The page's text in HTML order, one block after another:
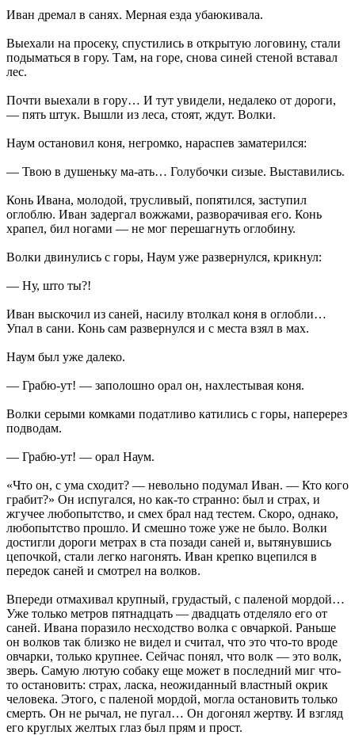
Иван дремал в санях. Мерная езда убаюкивала.
Выехали на просеку, спустились в открытую логовину, стали
подыматься в гору. Там, на горе, снова синей стеной вставал
лес.
Почти выехали в гору… И тут увидели, недалеко от дороги,
— пять штук. Вышли из леса, стоят, ждут. Волки.
Наум остановил коня, негромко, нараспев заматерился:
— Твою в душеньку ма-ать… Голубочки сизые. Выставились.
Конь Ивана, молодой, трусливый, попятился, заступил
оглоблю. Иван задергал вожжами, разворачивая его. Конь
храпел, бил ногами — не мог перешагнуть оглобину.
Волки двинулись с горы, Наум уже развернулся, крикнул:
— Ну, што ты?!
Иван выскочил из саней, насилу втолкал коня в оглобли…
Упал в сани. Конь сам развернулся и с места взял в мах.
Наум был уже далеко.
— Грабю-ут! — заполошно орал он, нахлестывая коня.
Волки серыми комками податливо катились с горы, наперерез
подводам.
— Грабю-ут! — орал Наум.
«Что он, с ума сходит? — невольно подумал Иван. — Кто кого
грабит?» Он испугался, но как-то странно: был и страх, и
жгучее любопытство, и смех брал над тестем. Скоро, однако,
любопытство прошло. И смешно тоже уже не было. Волки
достигли дороги метрах в ста позади саней и, вытянувшись
цепочкой, стали легко нагонять. Иван крепко вцепился в
передок саней и смотрел на волков.
Впереди отмахивал крупный, грудастый, с паленой мордой…
Уже только метров пятнадцать — двадцать отделяло его от
саней. Ивана поразило несходство волка с овчаркой. Раньше
он волков так близко не видел и считал, что это что-то вроде
овчарки, только крупнее. Сейчас понял, что волк — это волк,
зверь. Самую лютую собаку еще может в последний миг что-
то остановить: страх, ласка, неожиданный властный окрик
человека. Этого, с паленой мордой, могла остановить только
смерть. Он не рычал, не пугал… Он догонял жертву. И взгляд
его круглых желтых глаз был прям и прост.